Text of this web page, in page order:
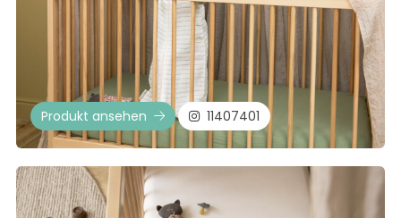
Produkt ansehen 11407401